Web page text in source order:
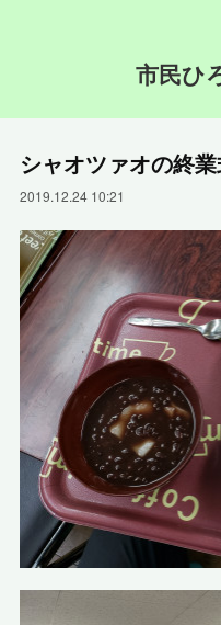
市民ひ
シャオツァオの終
2019.12.24 10:21